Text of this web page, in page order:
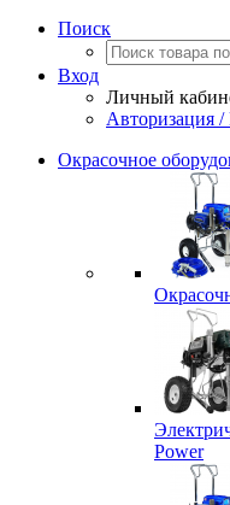
Поиск
Вход
Личный
Авторизация /
Окрасочное
Power